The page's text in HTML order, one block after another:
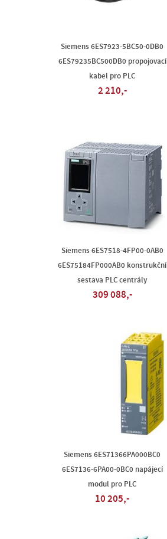
Siemens 6ES7923-5BC50-0DB0
6ES79235BC500DB0 propojovací
kabel pro PLC
2 210,-
Siemens 6ES7518-4FP00-0AB0
6ES75184FP000AB0 konstrukční
sestava PLC centrály
309 088,-
Siemens 6ES71366PA000BC0
6ES7136-6PA00-0BC0 napájecí
modul pro PLC
10 205,-